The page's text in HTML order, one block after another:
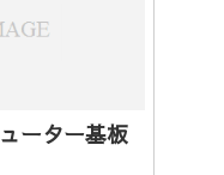
ーター基板